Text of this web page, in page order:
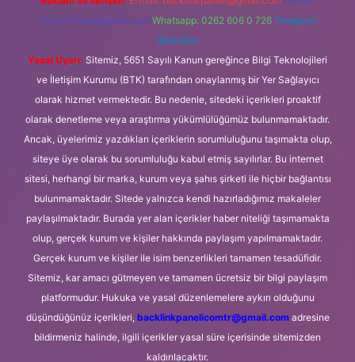
forumhizmeti@gmail.com Whatsapp: 0262 606 0 726 Telegram:
@karabul
Yasal Uyarı: Sitemiz, 5651 Sayılı Kanun gereğince Bilgi Teknolojileri
ve İletişim Kurumu (BTK) tarafından onaylanmış bir Yer Sağlayıcı
olarak hizmet vermektedir. Bu nedenle, sitedeki içerikleri proaktif
olarak denetleme veya araştırma yükümlülüğümüz bulunmamaktadır.
Ancak, üyelerimiz yazdıkları içeriklerin sorumluluğunu taşımakta olup,
siteye üye olarak bu sorumluluğu kabul etmiş sayılırlar. Bu internet
sitesi, herhangi bir marka, kurum veya şahıs şirketi ile hiçbir bağlantısı
bulunmamaktadır. Sitede yalnızca kendi hazırladığımız makaleler
paylaşılmaktadır. Burada yer alan içerikler haber niteliği taşımamakta
olup, gerçek kurum ve kişiler hakkında paylaşım yapılmamaktadır.
Gerçek kurum ve kişiler ile isim benzerlikleri tamamen tesadüfidir.
Sitemiz, kar amacı gütmeyen ve tamamen ücretsiz bir bilgi paylaşım
platformudur. Hukuka ve yasal düzenlemelere aykırı olduğunu
düşündüğünüz içerikleri, backlinkpanelicomtr@gmail.comadresine
bildirmeniz halinde, ilgili içerikler yasal süre içerisinde sitemizden
kaldırılacaktır.